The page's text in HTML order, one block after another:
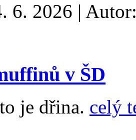
6. 2026 |
v ŠD
je dřina. celý